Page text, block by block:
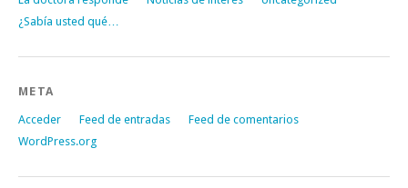
¿Sabía usted qué…
META
Acceder Feed de entradas
Feed de comentarios
WordPress.org